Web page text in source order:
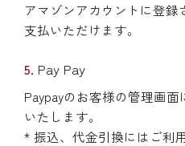
アマゾンアカウントに登
支払いただけます。
Pay Pay
Paypayのお客様の管理画
いたします。
* 振込、代金引換にはご利